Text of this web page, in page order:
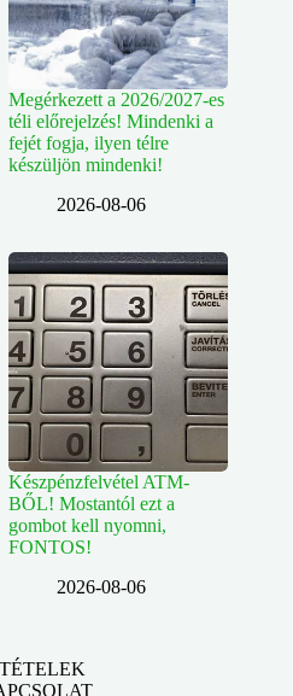
Megérkezett a 2026/2027-es
téli előrejelzés! Mindenki a
fejét fogja, ilyen télre
készüljön mindenki!
2026-08-06
Készpénzfelvétel ATM-
BŐL! Mostantól ezt a
gombot kell nyomni,
FONTOS!
2026-08-06